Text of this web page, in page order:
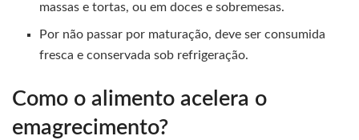
massas e tortas, ou em doces e sobremesas.
Por não passar por maturação, deve ser consumida
fresca e conservada sob refrigeração.
Como o alimento acelera o
emagrecimento?